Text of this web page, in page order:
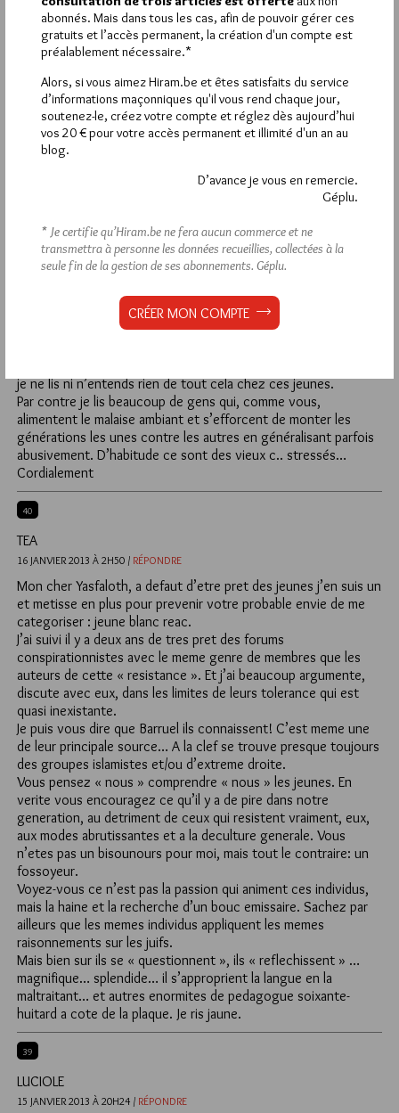
des intellectuels qui tous surnagent dans les milieux alternatifs
car l’epoque est a la mediocrite qui fait vendre, mais bien sur
on prefere montrer et identifier toute une generation a ce
qu’elle a de plus mediocre.
Les vieux cons stresse diront : » C’est horrible ».
Les vieux cons detendus : « C’est merveilleux »
La meme erreur et deux reactions.
Ca vous ferez quoi si je vous disais que votre generation ce
YASFALOTH
Je vous conseille de relire mon post N°23, et vous verrez que
je ne lis ni n’entends rien de tout cela chez ces jeunes.
Par contre je lis beaucoup de gens qui, comme vous,
alimentent le malaise ambiant et s’efforcent de monter les
générations les unes contre les autres en généralisant parfois
abusivement. D’habitude ce sont des vieux c.. stressés…
Cordialement
40
TEA
16 JANVIER 2013 À 2H50 / RÉPONDRE
Mon cher Yasfaloth, a defaut d’etre pret des jeunes j’en suis un
et metisse en plus pour prevenir votre probable envie de me
categoriser : jeune blanc reac.
J’ai suivi il y a deux ans de tres pret des forums
conspirationnistes avec le meme genre de membres que les
auteurs de cette « resistance ». Et j’ai beaucoup argumente,
discute avec eux, dans les limites de leurs tolerance qui est
quasi inexistante.
Je puis vous dire que Barruel ils connaissent! C’est meme une
de leur principale source… A la clef se trouve presque toujours
des groupes islamistes et/ou d’extreme droite.
Vous pensez « nous » comprendre « nous » les jeunes. En
verite vous encouragez ce qu’il y a de pire dans notre
generation, au detriment de ceux qui resistent vraiment, eux,
aux modes abrutissantes et a la deculture generale. Vous
n’etes pas un bisounours pour moi, mais tout le contraire: un
fossoyeur.
Voyez-vous ce n’est pas la passion qui animent ces individus,
mais la haine et la recherche d’un bouc emissaire. Sachez par
ailleurs que les memes individus appliquent les memes
raisonnements sur les juifs.
Mais bien sur ils se « questionnent », ils « reflechissent » …
magnifique… splendide… il s’approprient la langue en la
maltraitant… et autres enormites de pedagogue soixante-
huitard a cote de la plaque. Je ris jaune.
39
LUCIOLE
15 JANVIER 2013 À 20H24 / RÉPONDRE
abonnés. Mais dans tous les cas, afin de pouvoir gérer ces
gratuits et l’accès permanent, la création d'un compte est
préalablement nécessaire.*
Alors, si vous aimez Hiram.be et êtes satisfaits du service
d’informations maçonniques qu'il vous rend chaque jour,
soutenez-le, créez votre compte et réglez dès aujourd’hui
vos 20 € pour votre accès permanent et illimité d'un an au
blog.
D’avance je vous en remercie.
Géplu.
* Je certifie qu’Hiram.be ne fera aucun commerce et ne
transmettra à personne les données recueillies, collectées à la
seule fin de la gestion de ses abonnements. Géplu.
CRÉER MON COMPTE